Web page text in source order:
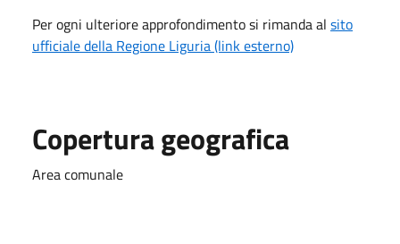
Per ogni ulteriore approfondimento si rimanda al sito
ufficiale della Regione Liguria (link esterno)
Copertura geografica
Area comunale